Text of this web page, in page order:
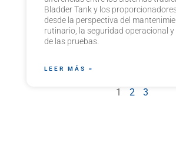
Bladder Tank y los
desde la perspectiva del
rutinario, la seguridad operacional y
de las pruebas.
LEER MÁS »
1 2 3